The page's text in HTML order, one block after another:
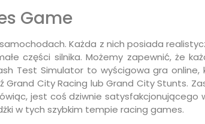
Game
Każda z nich posiada
części silnika. Możemy zapewnić, że
Test Simulator to wyścigowa gra
City Racing lub Grand City Stunts.
jest coś dziwnie satysfakcjonującego
w tych szybkim tempie racing games.